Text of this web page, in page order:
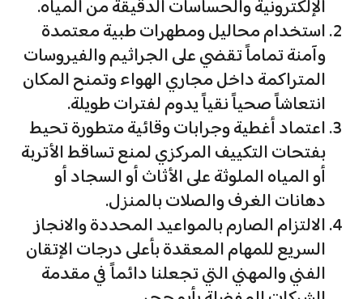
الإلكترونية والحساسات الدقيقة من المياه.
استخدام محاليل ومطهرات طبية معتمدة
وآمنة تماماً تقضي على الجراثيم والفيروسات
المتراكمة داخل مجاري الهواء وتمنح المكان
انتعاشاً صحياً نقياً يدوم لفترات طويلة.
اعتماد أغطية وجرابات وقائية متطورة تحيط
بفتحات التكييف المركزي لمنع تساقط الأتربة
أو المياه الملوثة على الأثاث أو السجاد أو
دهانات الغرف والصلات بالمنزل.
الالتزام الصارم بالمواعيد المحددة والانجاز
السريع للمهام المعقدة بأعلى درجات الإتقان
الفني والمهني التي تجعلنا دائماً في مقدمة